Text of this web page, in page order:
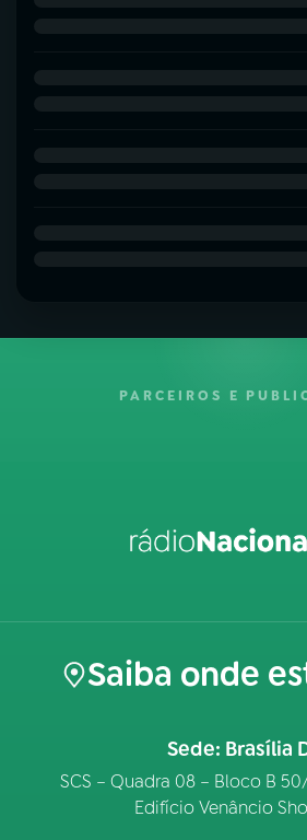
PARCEIROS E
Saiba onde
Sede: Brasília
SCS – Quadra 08 – Bloco B
Edifício Venâncio